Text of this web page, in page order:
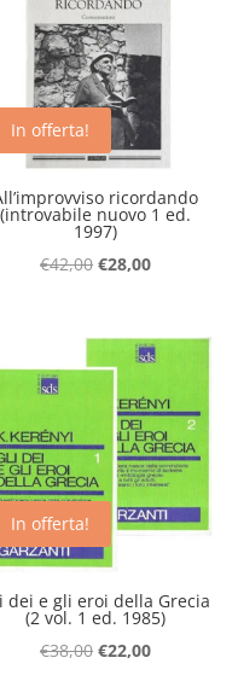
In offerta!
ricordando
(introvabile nuovo 1 ed.
1997)
€42,00 Il
€28,00Il
è:
In offerta!
dei e gli eroi della Grecia
(2 vol. 1 ed. 1985)
€38,00 Il
€22,00Il